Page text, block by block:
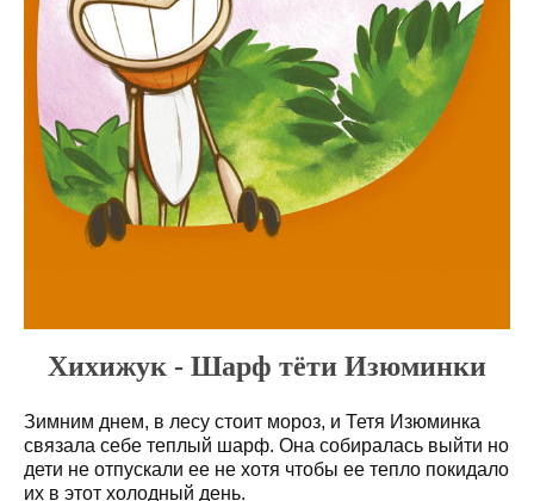
Хихижук - Шарф тёти Изюминки
Зимним днем, в лесу стоит мороз, и Тетя Изюминка
связала себе теплый шарф. Она собиралась выйти но
дети не отпускали ее не хотя чтобы ее тепло покидало
их в этот холодный день.